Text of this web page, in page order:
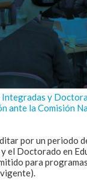
y
ante la Comisión
por un periodo
el Doctorado en
para